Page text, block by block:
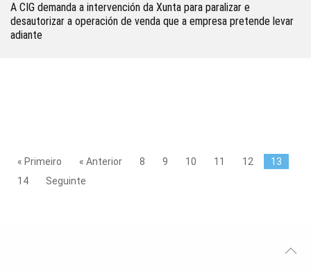
A CIG demanda a intervención da Xunta para paralizar e
desautorizar a operación de venda que a empresa pretende levar
adiante
« Primeiro « Anterior 8 9 10 11 12
13
14
Seguinte